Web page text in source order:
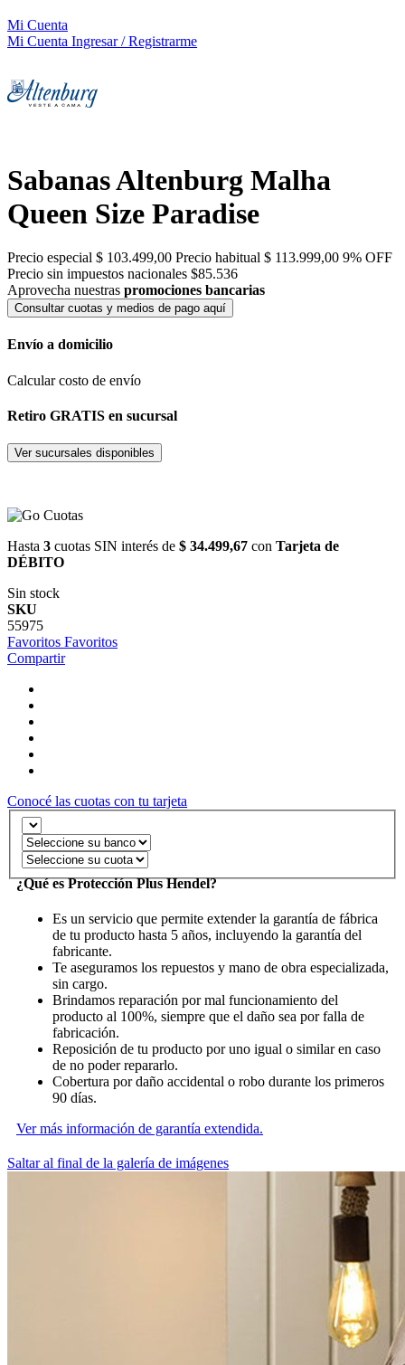
Mi Cuenta
Mi Cuenta Ingresar / Registrarme
Sabanas Altenburg Malha
Queen Size Paradise
Precio especial $ 103.499,00 Precio habitual $ 113.999,00 9% OFF
Precio sin impuestos nacionales $85.536
Aprovecha nuestras promociones bancarias
Consultar cuotas y medios de pago aquí
Envío a domicilio
Calcular costo de envío
Retiro GRATIS en sucursal
Ver sucursales disponibles
Hasta 3 cuotas SIN interés de $ 34.499,67 con Tarjeta de
DÉBITO
Sin stock
SKU
55975
Favoritos Favoritos
Compartir
Conocé las cuotas con tu tarjeta
¿Qué es Protección Plus Hendel?
Es un servicio que permite extender la garantía de fábrica
de tu producto hasta 5 años, incluyendo la garantía del
fabricante.
Te aseguramos los repuestos y mano de obra especializada,
sin cargo.
Brindamos reparación por mal funcionamiento del
producto al 100%, siempre que el daño sea por falla de
fabricación.
Reposición de tu producto por uno igual o similar en caso
de no poder repararlo.
Cobertura por daño accidental o robo durante los primeros
90 días.
Ver más información de garantía extendida.
Saltar al final de la galería de imágenes